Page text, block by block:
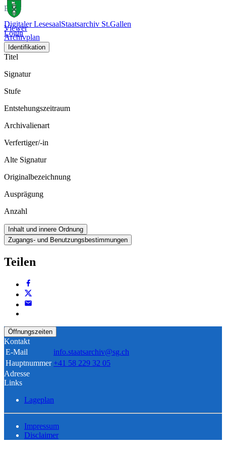
Digitaler LesesaalStaatsarchiv St.Gallen
Login
Bild
Viewer
Archivplan
Identifikation
Titel
Signatur
Stufe
Entstehungszeitraum
Archivalienart
Verfertiger/-in
Alte Signatur
Originalbezeichnung
Ausprägung
Anzahl
Inhalt und innere Ordnung
Zugangs- und Benutzungsbestimmungen
Teilen
Öffnungszeiten
Kontakt
E-Mail
info.staatsarchiv@sg.ch
Hauptnummer +41 58 229 32 05
Adresse
Links
Lageplan
Impressum
Disclaimer